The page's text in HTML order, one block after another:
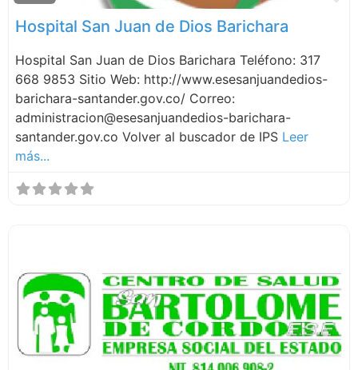
Hospital San Juan de Dios Barichara
Hospital San Juan de Dios Barichara Teléfono: 317
668 9853 Sitio Web: http://www.esesanjuandedios-
barichara-santander.gov.co/ Correo:
administracion@esesanjuandedios-barichara-
santander.gov.co Volver al buscador de IPS Leer
más...